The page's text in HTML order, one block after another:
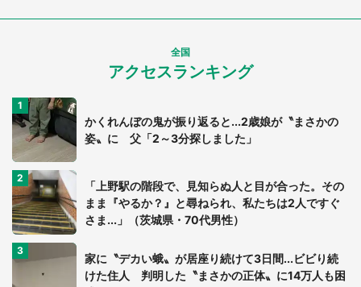
全国
アクセスランキング
かくれんぼの鬼が振り返ると...2歳娘が〝まさかの
姿〟に 父「2～3分探しました」
「上野駅の階段で、見知らぬ人と目が合った。その
まま『やるか？』と尋ねられ、私たちは2人ですぐ
さま...」（茨城県・70代男性）
家に〝デカい蛾〟が居座り続けて3日間...ビビり続
けた住人 判明した〝まさかの正体〟に14万人も困